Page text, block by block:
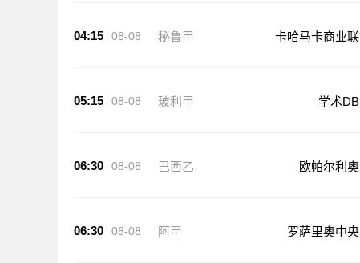
04:15 08-08 秘鲁甲 卡哈马卡商业联
05:15 08-08 玻利甲 学术DB
06:30 08-08 巴西乙 欧帕尔利奥
06:30 08-08 阿甲 罗萨里奥中央